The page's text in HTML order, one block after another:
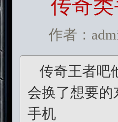
传奇
作者：
传奇王者吧
会换了想要的
手机